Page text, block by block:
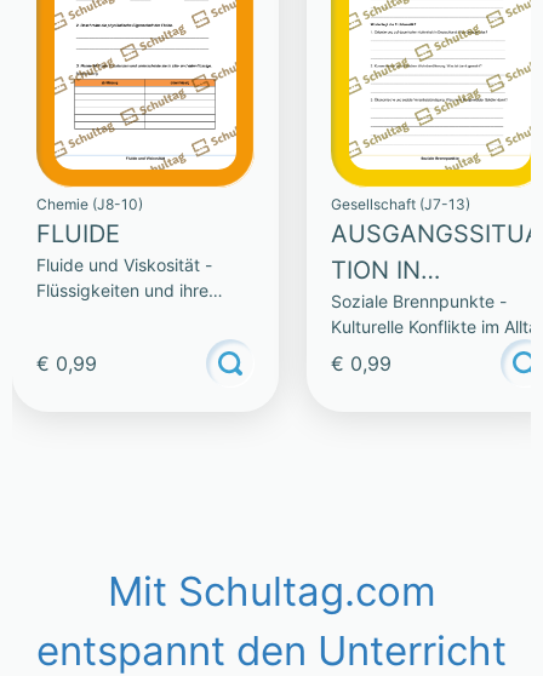
Chemie (J8-10)
FLUIDE
Fluide und Viskosität -
Flüssigkeiten und ihre
€ 0,99
Gesellschaft (J7-13)
AUSGANGSSITUA
TION IN
BERGKAMEN
Soziale Brennpunkte -
Kulturelle Konflikte im
€ 0,99
Mit Schultag.com
entspannt den Unterricht